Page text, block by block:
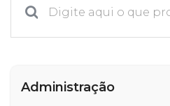
Calendário
Administração